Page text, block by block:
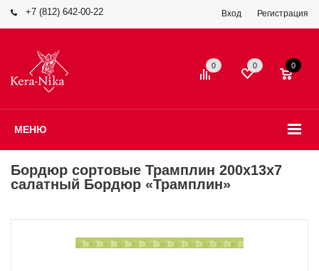
+7 (812) 642-00-22 Вход Регистрация
МЕНЮ
0 0
0
Бордюр сортовые Трамплин 200х13х7
салатный Бордюр «Трамплин»